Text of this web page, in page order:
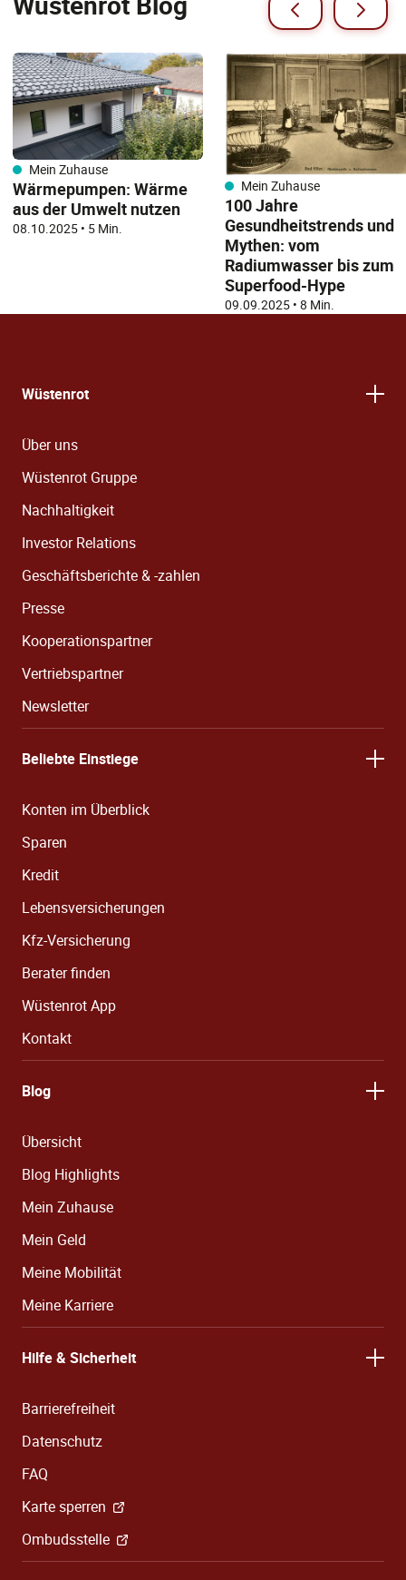
Mein Zuhause
Wärmepumpen: ​​Wärme
aus der Umwelt nutzen
08.10.2025• 5 Min.
Mein Zuhause
100 Jahre
Gesundheitstrends und
Mythen: vom
Radiumwasser bis zum
Superfood-Hype
09.09.2025 • 8 Min.
Wüstenrot
Über uns
Wüstenrot Gruppe
Nachhaltigkeit
Investor Relations
Geschäftsberichte & -zahlen
Presse
Kooperationspartner
Vertriebspartner
Newsletter
Beliebte Einstiege
Konten im Überblick
Sparen
Kredit
Lebensversicherungen
Kfz-Versicherung
Berater finden
Wüstenrot App
Kontakt
Blog
Übersicht
Blog Highlights
Mein Zuhause
Mein Geld
Meine Mobilität
Meine Karriere
Hilfe & Sicherheit
Barrierefreiheit
Datenschutz
FAQ
Karte sperren
Ombudsstelle